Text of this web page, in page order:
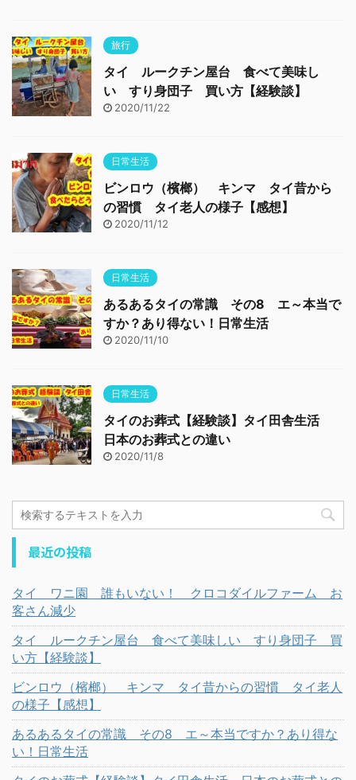
旅行
タイ ルークチン屋台 食べて美味し
い すり身団子 買い方【経験談】
2020/11/22
日常生活
ビンロウ（檳榔） キンマ タイ昔から
の習慣 タイ老人の様子【感想】
2020/11/12
日常生活
あるあるタイの常識 その8 エ～本当で
すか？あり得ない！日常生活
2020/11/10
日常生活
タイのお葬式【経験談】タイ田舎生活
日本のお葬式との違い
2020/11/8
最近の投稿
タイ ワニ園 誰もいない！ クロコダイルファーム お
客さん減少
タイ ルークチン屋台 食べて美味しい すり身団子 買
い方【経験談】
ビンロウ（檳榔） キンマ タイ昔からの習慣 タイ老人
の様子【感想】
あるあるタイの常識 その8 エ～本当ですか？あり得な
い！日常生活